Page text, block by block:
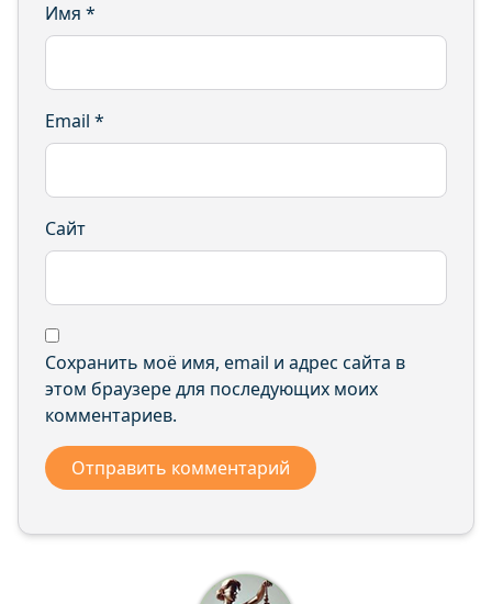
Имя *
Email *
Сайт
Сохранить моё имя, email и адрес сайта в
этом браузере для последующих моих
комментариев.